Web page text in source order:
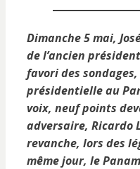
Dimanche 5 mai,
de l’ancien
favori des
présidentielle au
voix, neuf points
adversaire, Ricardo
revanche, lors des
même jour, le